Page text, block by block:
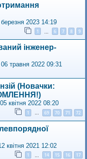
березня 2023 14:19
1 6 7 8 9
інженер-
06 травня 2022 09:31
(Новачки:
05 квітня 2022 08:20
1 … 69 70 71 72
квітня 2021 12:02
1 14 15 16 17